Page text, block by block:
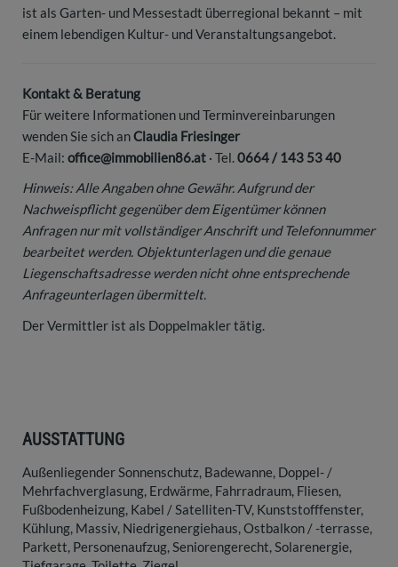
ist als Garten- und Messestadt überregional bekannt – mit
einem lebendigen Kultur- und Veranstaltungsangebot.
Kontakt & Beratung
Für weitere Informationen und Terminvereinbarungen
wenden Sie sich anClaudia Friesinger
E-Mail: office@immobilien86.at · Tel.0664 / 143 53 40
Hinweis: Alle Angaben ohne Gewähr. Aufgrund der
Nachweispflicht gegenüber dem Eigentümer können
Anfragen nur mit vollständiger Anschrift und Telefonnummer
bearbeitet werden. Objektunterlagen und die genaue
Liegenschaftsadresse werden nicht ohne entsprechende
Anfrageunterlagen übermittelt.
Der Vermittler ist als Doppelmakler tätig.
AUSSTATTUNG
Außenliegender Sonnenschutz Badewanne Doppel- /
Mehrfachverglasung Erdwärme Fahrradraum Fliesen
Fußbodenheizung Kabel / Satelliten-TV Kunststofffenster
Kühlung Massiv Niedrigenergiehaus Ostbalkon / -terrasse
Parkett Personenaufzug Seniorengerecht Solarenergie